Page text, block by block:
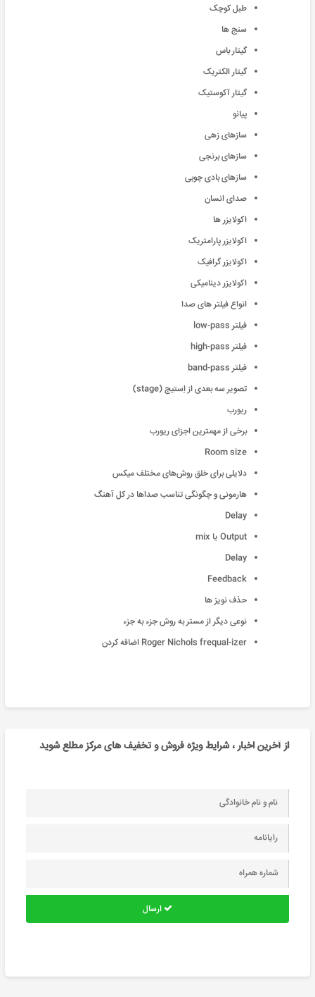
طبل کوچک
سنج ها
گیتار باس
گیتار الکتریک
گیتار آکوستیک
پیانو
سازهای زهی
سازهای برنجی
سازهای بادی چوبی
صدای انسان
اکولایزر ها
اکولایزر پارامتریک
اکولایزر گرافیک
اکولایزر دینامیکی
انواع فیلتر های صدا
فیلتر low-pass
فیلتر high-pass
فیلتر band-pass
تصویر سه بعدی از اِستیج (stage)
ریورب
برخی از مهمترین اجزای ریورب
Room size
دلایلی برای خلق روش‌های مختلف میکس
هارمونی و چگونگی تناسب صداها در کل آهنگ
Delay
Output یا mix
Delay
Feedback
حذف نویز ها
نوعی دیگر از مستر به روش جزء به جزء
Roger Nichols frequal-izer اضافه کردن
از آخرین اخبار ، شرایط ویژه فروش و تخفیف های مرکز مطلع شوید
ارسال